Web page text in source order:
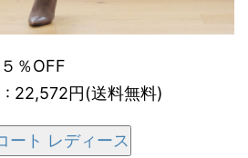
％OFF
: 22,572円(送料無料)
ート レディース